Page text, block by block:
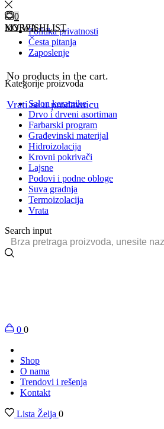
Politika privatnosti
Česta pitanja
Zaposlenje
Kategorije proizvoda
Salon keramike
Drvo i drveni asortiman
Farbarski program
Građevinski materijal
Hidroizolacija
Krovni pokrivači
Lajsne
Podovi i podne obloge
Suva gradnja
Termoizolacija
Vrata
Search input
0 0
0
KORPA
No products in the cart.
Vrati se u prodavnicu
Shop
O nama
Trendovi i rešenja
Kontakt
Lista Želja 0
0
MY WISHLIST